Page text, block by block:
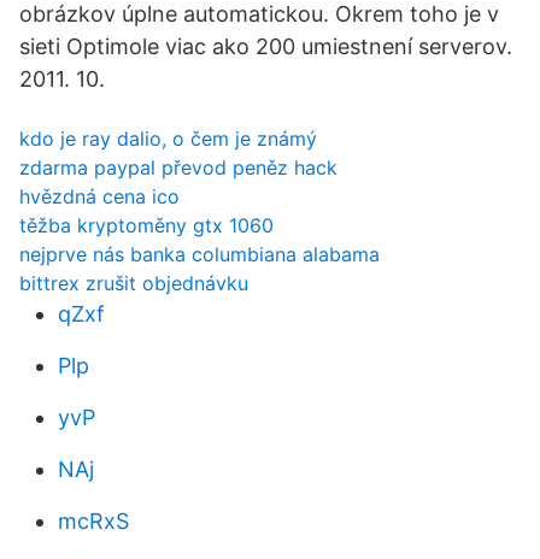
obrázkov úplne automatickou. Okrem toho je v
sieti Optimole viac ako 200 umiestnení serverov.
2011. 10.
kdo je ray dalio, o čem je známý
zdarma paypal převod peněz hack
hvězdná cena ico
těžba kryptoměny gtx 1060
nejprve nás banka columbiana alabama
bittrex zrušit objednávku
qZxf
Plp
yvP
NAj
mcRxS